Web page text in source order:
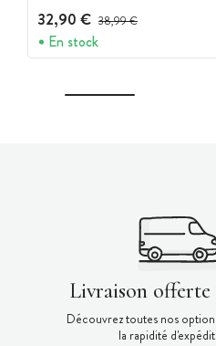
32,90 € Prix avant réduction :
38,99 €
En stock
Livraison offerte
Découvrez toutes nos
la rapidité